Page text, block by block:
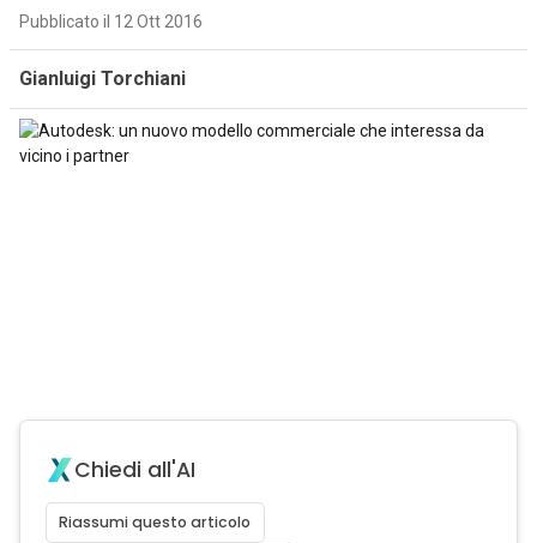
Pubblicato il 12 Ott 2016
Gianluigi Torchiani
Chiedi all'AI
Riassumi questo articolo